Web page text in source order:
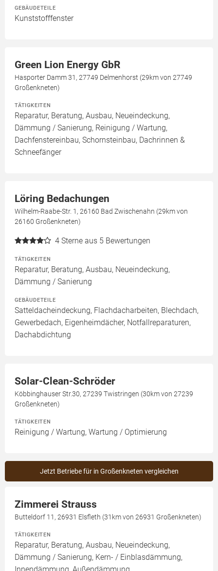
GEBÄUDETEILE
Kunststofffenster
Green Lion Energy GbR
Hasporter Damm 31, 27749 Delmenhorst (29km von 27749
Großenkneten)
TÄTIGKEITEN
Reparatur, Beratung, Ausbau, Neueindeckung,
Dämmung / Sanierung, Reinigung / Wartung,
Dachfenstereinbau, Schornsteinbau, Dachrinnen &
Schneefänger
Löring Bedachungen
Wilhelm-Raabe-Str. 1, 26160 Bad Zwischenahn (29km von
26160 Großenkneten)
4 Sterne aus 5 Bewertungen
TÄTIGKEITEN
Reparatur, Beratung, Ausbau, Neueindeckung,
Dämmung / Sanierung
GEBÄUDETEILE
Satteldacheindeckung, Flachdacharbeiten, Blechdach,
Gewerbedach, Eigenheimdächer, Notfallreparaturen,
Dachabdichtung
Solar-Clean-Schröder
Köbbinghauser Str.30, 27239 Twistringen (30km von 27239
Großenkneten)
TÄTIGKEITEN
Reinigung / Wartung, Wartung / Optimierung
Jetzt Betriebe für in Großenkneten vergleichen
Zimmerei Strauss
Butteldorf 11, 26931 Elsfleth (31km von 26931 Großenkneten)
TÄTIGKEITEN
Reparatur, Beratung, Ausbau, Neueindeckung,
Dämmung / Sanierung, Kern- / Einblasdämmung,